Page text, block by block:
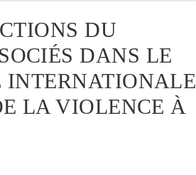
DU
DANS LE
INTERNATIONALE
LA VIOLENCE À